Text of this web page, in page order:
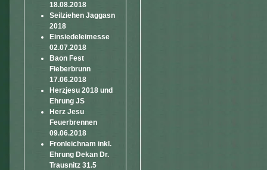
18.08.2018
Seilziehen Jaggasn
2018
Einsiedeleimesse
02.07.2018
Baon Fest
Fieberbrunn
17.06.2018
Herzjesu 2018 und
Ehrung JS
Herz Jesu
Feuerbrennen
09.06.2018
Fronleichnam inkl.
Ehrung Dekan Dr.
Trausnitz 31.5